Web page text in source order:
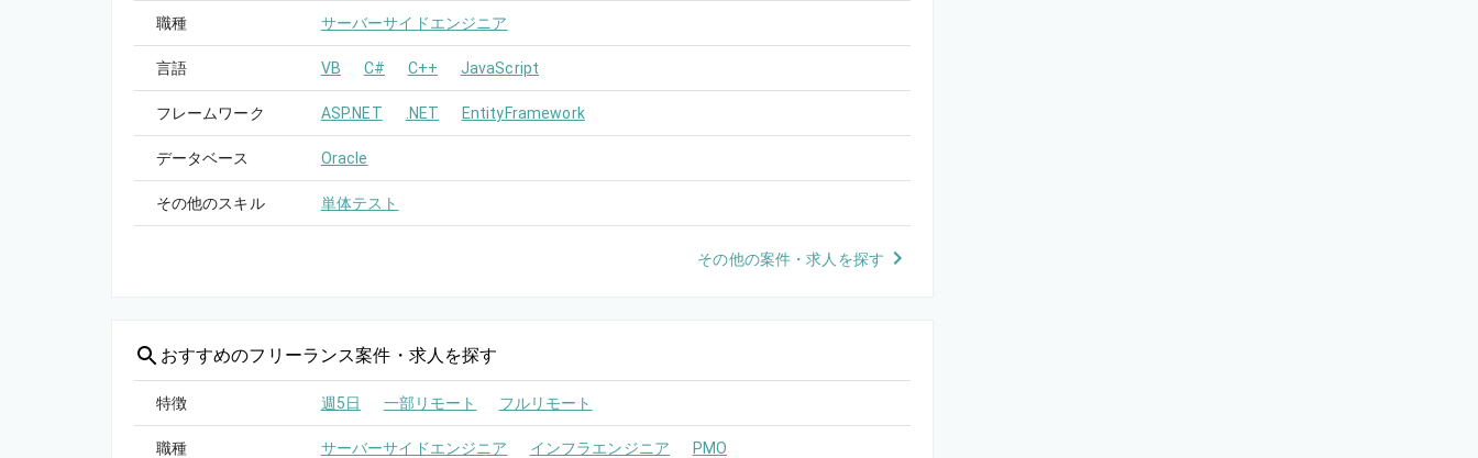
職種 サーバーサイドエンジニア
言語 VB C# C++ JavaScript
フレームワーク ASP.NET .NET EntityFramework
データベース Oracle
その他のスキル 単体テスト
その他の案件・求人を探す
おすすめのフリーランス案件・求人を探す
特徴 週5日 一部リモート フルリモート
職種 サーバーサイドエンジニア インフラエンジニア PMO